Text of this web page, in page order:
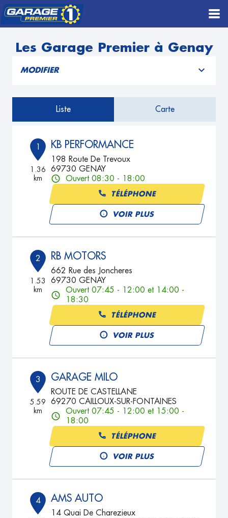
Les Garage Premier à Genay
MODIFIER
Liste Carte
1
1.36
km
KB PERFORMANCE
198 Route De Trevoux
69730 GENAY
Ouvert 08:30 - 18:00
TÉLÉPHONE
VOIR PLUS
2
1.53
km
RB MOTORS
662 Rue des Joncheres
69730 GENAY
Ouvert 07:45 - 12:00 et 14:00 -
18:30
TÉLÉPHONE
VOIR PLUS
3
5.59
km
GARAGE MILO
ROUTE DE CASTELLANE
69270 CAILLOUX-SUR-FONTAINES
Ouvert 07:45 - 12:00 et 15:00 -
18:00
TÉLÉPHONE
VOIR PLUS
4 AMS AUTO
14 Quai De Charezieux